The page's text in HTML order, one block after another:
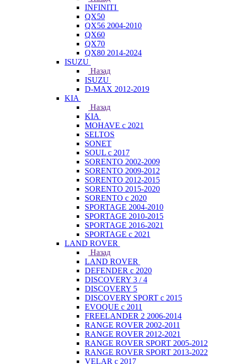
INFINITI
QX50
QX56 2004-2010
QX60
QX70
QX80 2014-2024
ISUZU
Назад
ISUZU
D-MAX 2012-2019
KIA
Назад
KIA
MOHAVE с 2021
SELTOS
SONET
SOUL с 2017
SORENTO 2002-2009
SORENTO 2009-2012
SORENTO 2012-2015
SORENTO 2015-2020
SORENTO с 2020
SPORTAGE 2004-2010
SPORTAGE 2010-2015
SPORTAGE 2016-2021
SPORTAGE с 2021
LAND ROVER
Назад
LAND ROVER
DEFENDER с 2020
DISCOVERY 3 / 4
DISCOVERY 5
DISCOVERY SPORT с 2015
EVOQUE с 2011
FREELANDER 2 2006-2014
RANGE ROVER 2002-2011
RANGE ROVER 2012-2021
RANGE ROVER SPORT 2005-2012
RANGE ROVER SPORT 2013-2022
VELAR с 2017